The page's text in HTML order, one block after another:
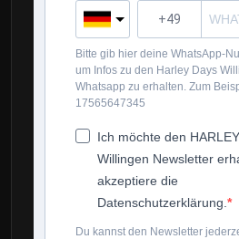
Bitte gib hier deine WhatsApp-
um Infos zu den Harley Days
Whatsapp zu erhalten. Zum
17565647345
Ich möchte den
Willingen Newsletter
akzeptiere die
Datenschutzerklärung.
Du kannst den Newsletter